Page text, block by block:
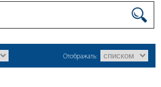
Отображать: